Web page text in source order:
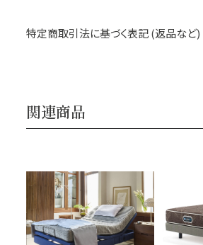
特定商取引法に基づく表記 (返品など)
関連商品